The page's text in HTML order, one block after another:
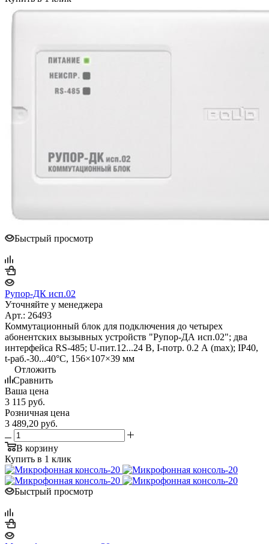
Быстрый просмотр
Рупор-ДК исп.02
Уточняйте у менеджера
Арт.: 26493
Коммутационный блок для подключения до четырех
абонентских вызывных устройств "Рупор-ДА исп.02"; два
интерфейса RS-485; U-пит.12...24 В, I-потр. 0.2 А (max); IP40,
t-раб.-30...40°С, 156×107×39 мм
Отложить
Сравнить
Ваша цена
3 115 руб.
Розничная цена
3 489,20 руб.
В корзину
Купить в 1 клик
Быстрый просмотр